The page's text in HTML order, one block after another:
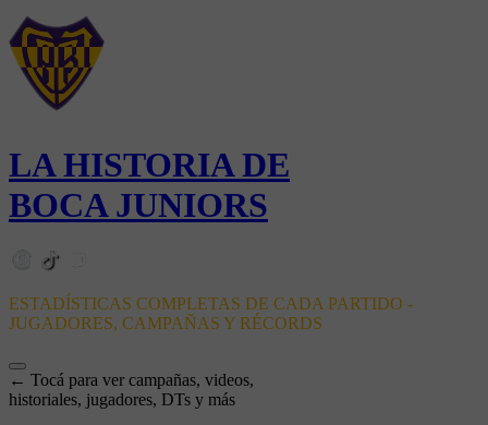
LA HISTORIA DE
BOCA JUNIORS
ESTADÍSTICAS COMPLETAS DE CADA PARTIDO -
JUGADORES, CAMPAÑAS Y RÉCORDS
← Tocá para ver campañas, videos,
historiales, jugadores, DTs y más